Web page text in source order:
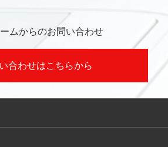
ムからのお問い合わせ
合わせはこちらから